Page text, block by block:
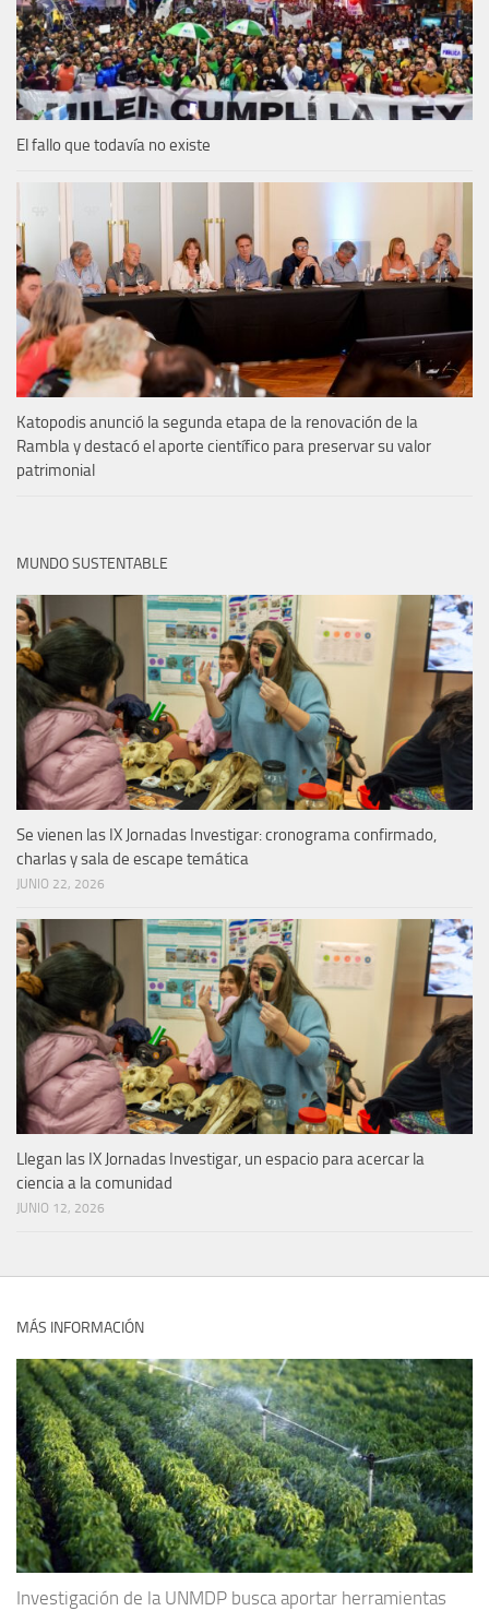
El fallo que todavía no existe
Katopodis anunció la segunda etapa de la renovación de la
Rambla y destacó el aporte científico para preservar su valor
patrimonial
MUNDO SUSTENTABLE
Se vienen las IX Jornadas Investigar: cronograma confirmado,
charlas y sala de escape temática
JUNIO 22, 2026
Llegan las IX Jornadas Investigar, un espacio para acercar la
ciencia a la comunidad
JUNIO 12, 2026
MÁS INFORMACIÓN
Investigación de la UNMDP busca aportar herramientas